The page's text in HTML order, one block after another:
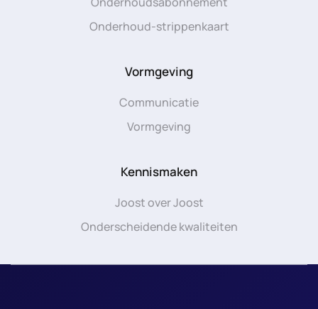
Onderhoud-strippenkaart
Vormgeving
Communicatie
Vormgeving
Kennismaken
Joost over Joost
Onderscheidende kwaliteiten